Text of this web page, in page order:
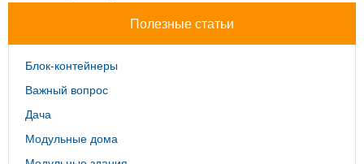
Полезные статьи
Блок-контейнеры
Важный вопрос
Дача
Модульные дома